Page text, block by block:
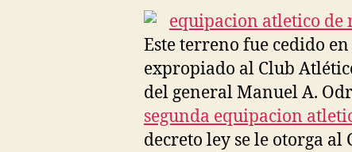
Este terreno fue cedido
expropiado al Club
del general Manuel A.
segunda equipacion
decreto ley se le otorga